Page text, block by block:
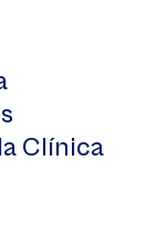
Clínica